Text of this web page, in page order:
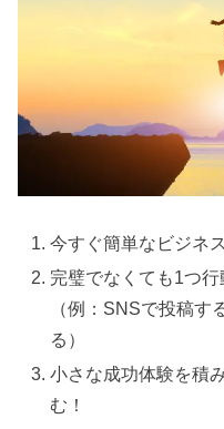
今すぐ簡単なビジネ
完璧でなくても1つ
（例：SNSで投稿す
る）
小さな成功体験を積
む！